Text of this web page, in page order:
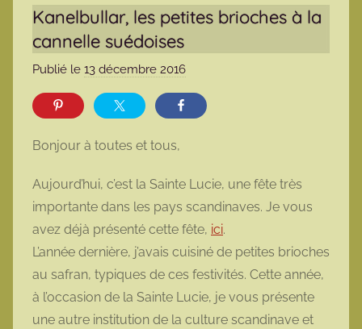
Kanelbullar, les petites brioches à la
cannelle suédoises
Publié le 13 décembre 2016
a
o
t
t
e
Bonjour à toutes et tous,
Aujourd’hui, c’est la Sainte Lucie, une fête très
importante dans les pays scandinaves. Je vous
avez déjà présenté cette fête, ici.
L’année dernière, j’avais cuisiné de petites brioches
au safran, typiques de ces festivités. Cette année,
à l’occasion de la Sainte Lucie, je vous présente
une autre institution de la culture scandinave et